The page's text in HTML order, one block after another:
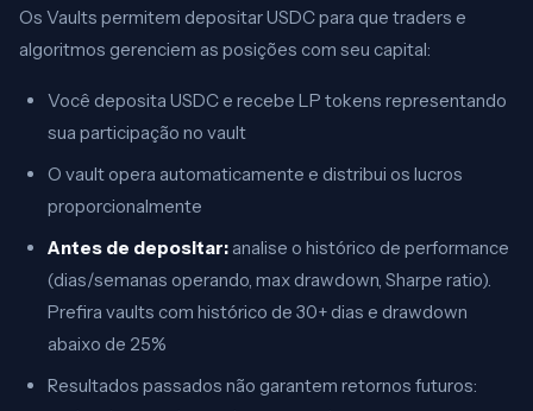
Os Vaults permitem depositar USDC para que traders e
algoritmos gerenciem as posições com seu capital:
Você deposita USDC e recebe LP tokens representando
sua participação no vault
O vault opera automaticamente e distribui os lucros
proporcionalmente
Antes de depositar: analise o histórico de performance
(dias/semanas operando, max drawdown, Sharpe ratio).
Prefira vaults com histórico de 30+ dias e drawdown
abaixo de 25%
Resultados passados não garantem retornos futuros: